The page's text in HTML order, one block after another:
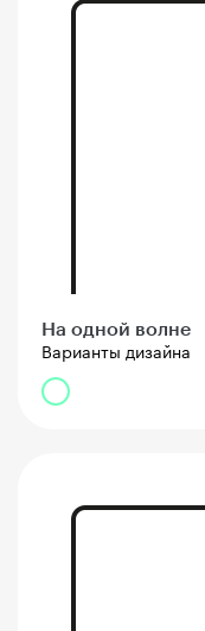
На одной волне
Варианты дизайна